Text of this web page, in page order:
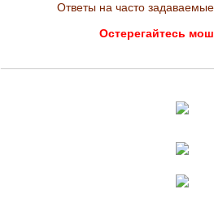
Ответы на часто
Остерегайтесь